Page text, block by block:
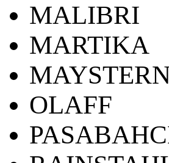
MALIBRI
MARTIKA
OLAFF